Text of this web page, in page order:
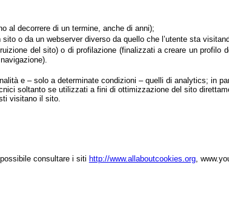
al decorrere di un termine, anche di anni);
o da un webserver diverso da quello che l’utente sta
del sito) o di profilazione (finalizzati a creare un profilo
e – solo a determinate condizioni – quelli di analytics; in
soltanto se utilizzati a fini di ottimizzazione del sito
visitano il sito.
consultare i siti http://www.allaboutcookies.org,